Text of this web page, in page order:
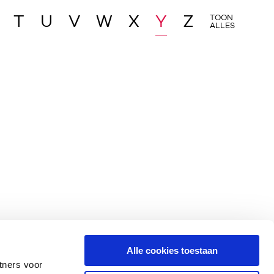
voor
Alle cookies toestaan
T U V W X Y Z
TOON
ALLES